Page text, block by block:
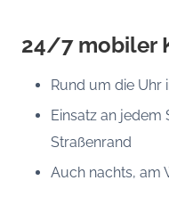
24/7 mobiler
Rund um die Uhr
Einsatz an jedem
Straßenrand
Auch nachts, am